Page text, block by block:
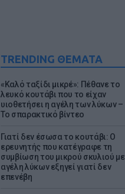
TRENDING ΘΕΜΑΤΑ
«Καλό ταξίδι μικρέ»: Πέθανε το
λευκό κουτάβι που το είχαν
υιοθετήσει η αγέλη των λύκων –
Το σπαρακτικό βίντεο
Γιατί δεν έσωσα το κουτάβι: Ο
ερευνητής που κατέγραφε τη
συμβίωση του μικρού σκυλιού με
αγέλη λύκων εξηγεί γιατί δεν
επενέβη